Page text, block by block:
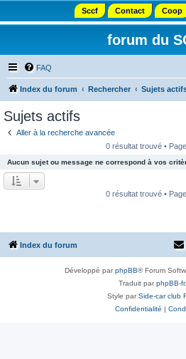
Sccf Contact Coop
forum du
FAQ
Index du forum Rechercher Sujets
Sujets actifs
Aller à la recherche avancée
0 résultat trouvé • Page
Aucun sujet ou message ne correspond à vos
0 résultat trouvé • Page
Index du forum
Développé parphpBB® Forum
Traduit parphpBB-
Style parSide-car club
Confidentialité |